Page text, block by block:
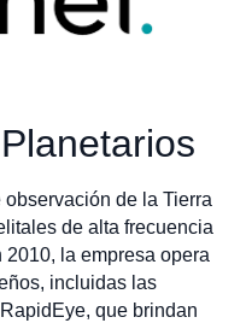
de la Tierra
de alta frecuencia
la empresa opera
incluidas las
que brindan